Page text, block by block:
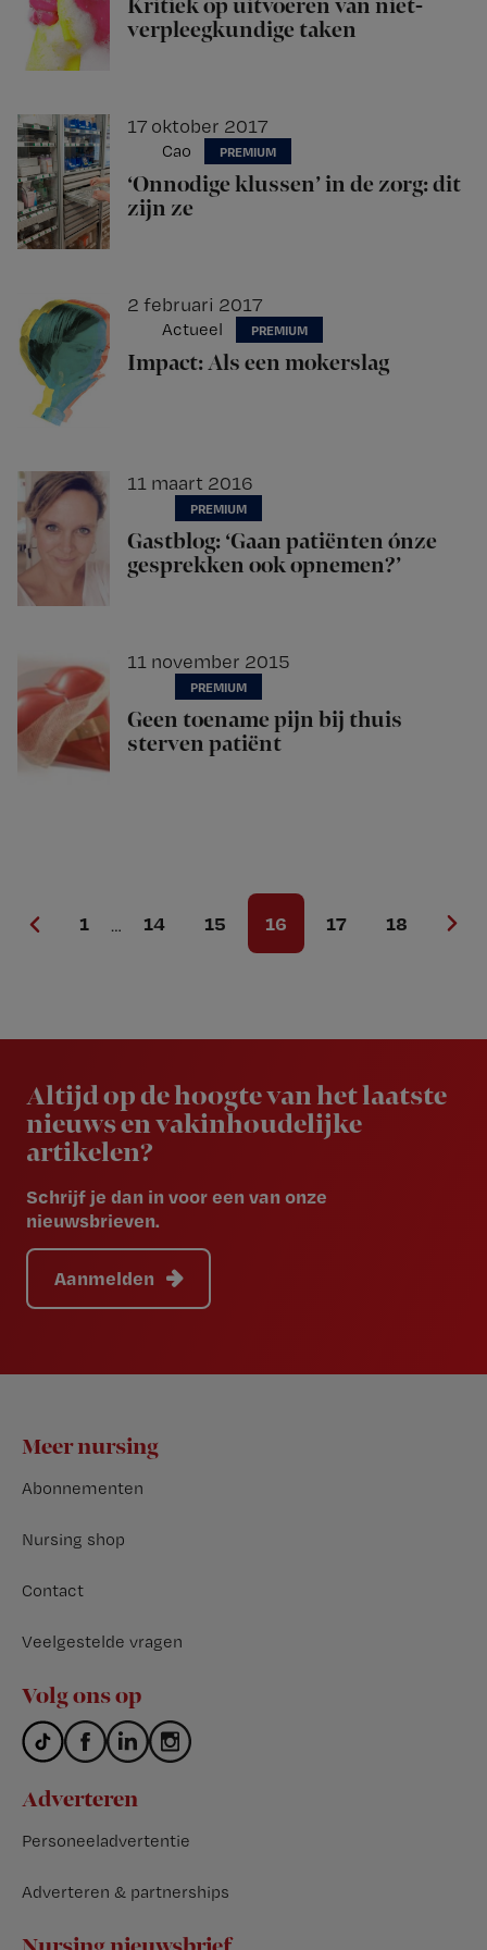
Kritiek op uitvoeren van niet-
verpleegkundige taken
17 oktober 2017
Cao
‘Onnodige klussen’ in de zorg: dit
zijn ze
2 februari 2017
Actueel
Impact: Als een mokerslag
11 maart 2016
Gastblog: ‘Gaan patiënten ónze
gesprekken ook opnemen?’
11 november 2015
Geen toename pijn bij thuis
sterven patiënt
Page
1
Interim
… Page
14 Page
15 Page
16 Page
17 Page
18
Altijd op de hoogte van het laatste
nieuws en vakinhoudelijke
artikelen?
Schrijf je dan in voor een van onze
nieuwsbrieven.
Aanmelden
Footer
Meer nursing
Abonnementen
Nursing shop
Contact
Veelgestelde vragen
Volg ons op
Adverteren
Personeeladvertentie
Adverteren & partnerships